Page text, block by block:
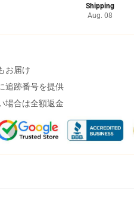
Shipping
Aug. 08
お届け
追跡番号を提供
場合は全額返金